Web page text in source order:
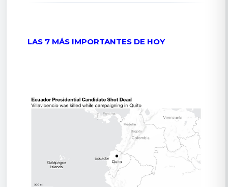
LAS 7 MÁS IMPORTANTES DE HOY